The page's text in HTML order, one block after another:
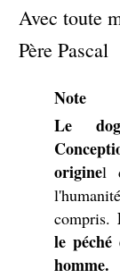
Avec toute
Père Pascal
Note
Le
originel
compris.
le
homme.